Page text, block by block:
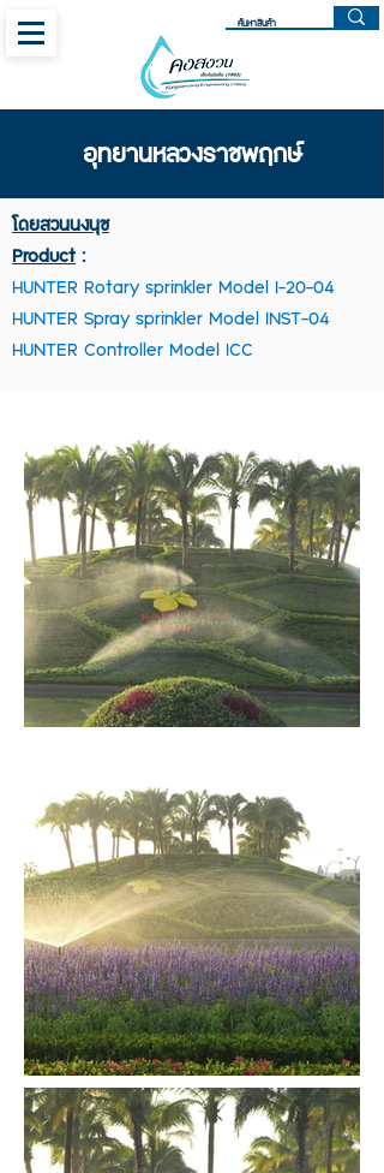
อุทยานหลวงราชพฤกษ์
โดยสวนนงนุช
Product :
HUNTER Rotary sprinkler Model I-20-04
HUNTER Spray sprinkler Model INST-04
HUNTER Controller Model ICC